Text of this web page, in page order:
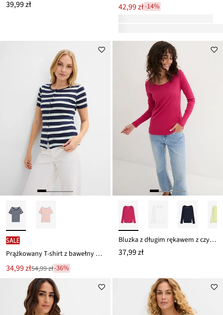
39,99 zł 42,99 zł-14%
SALE
Prążkowany T-shirt z bawełny organicznej
Nowa
cena
34,99 zł
Przeceniono
54,99 zł
54,99 zł-36%
Bluzka z długim rękawem z czystej bawełny organicznej
37,99 zł